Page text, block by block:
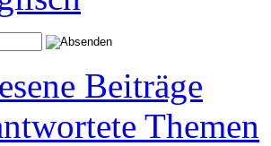
Beiträge
Themen